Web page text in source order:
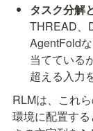
タスク分解
THREAD、
AgentFoldな
当てている
超える入力
RLMは、これ
環境に配置す